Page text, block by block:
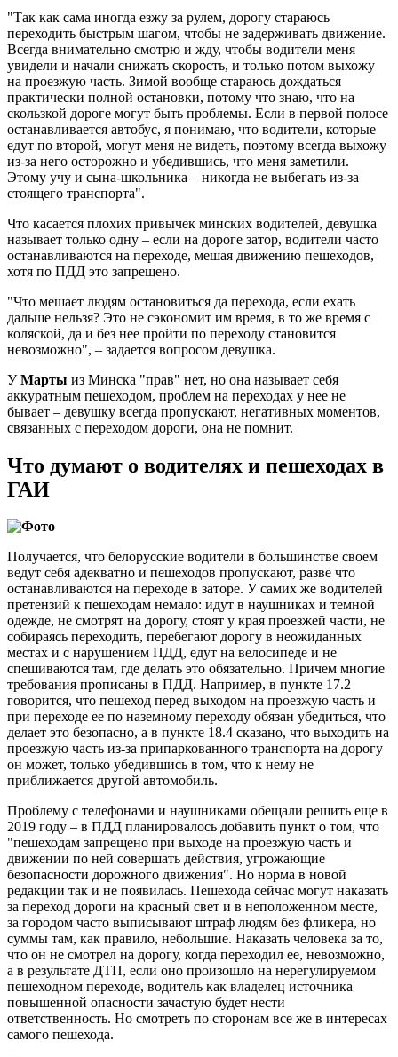
"Так как сама иногда езжу за рулем, дорогу стараюсь
переходить быстрым шагом, чтобы не задерживать движение.
Всегда внимательно смотрю и жду, чтобы водители меня
увидели и начали снижать скорость, и только потом выхожу
на проезжую часть. Зимой вообще стараюсь дождаться
практически полной остановки, потому что знаю, что на
скользкой дороге могут быть проблемы. Если в первой полосе
останавливается автобус, я понимаю, что водители, которые
едут по второй, могут меня не видеть, поэтому всегда выхожу
из-за него осторожно и убедившись, что меня заметили.
Этому учу и сына-школьника – никогда не выбегать из-за
стоящего транспорта".
Что касается плохих привычек минских водителей, девушка
называет только одну – если на дороге затор, водители часто
останавливаются на переходе, мешая движению пешеходов,
хотя по ПДД это запрещено.
"Что мешает людям остановиться да перехода, если ехать
дальше нельзя? Это не сэкономит им время, в то же время с
коляской, да и без нее пройти по переходу становится
невозможно", – задается вопросом девушка.
УМарты из Минска "прав" нет, но она называет себя
аккуратным пешеходом, проблем на переходах у нее не
бывает – девушку всегда пропускают, негативных моментов,
связанных с переходом дороги, она не помнит.
Что думают о водителях и пешеходах в
ГАИ
Получается, что белорусские водители в большинстве своем
ведут себя адекватно и пешеходов пропускают, разве что
останавливаются на переходе в заторе. У самих же водителей
претензий к пешеходам немало: идут в наушниках и темной
одежде, не смотрят на дорогу, стоят у края проезжей части, не
собираясь переходить, перебегают дорогу в неожиданных
местах и с нарушением ПДД, едут на велосипеде и не
спешиваются там, где делать это обязательно. Причем многие
требования прописаны в ПДД. Например, в пункте 17.2
говорится, что пешеход перед выходом на проезжую часть и
при переходе ее по наземному переходу обязан убедиться, что
делает это безопасно, а в пункте 18.4 сказано, что выходить на
проезжую часть из-за припаркованного транспорта на дорогу
он может, только убедившись в том, что к нему не
приближается другой автомобиль.
Проблему с телефонами и наушниками обещали решить еще в
2019 году – в ПДД планировалось добавить пункт о том, что
"пешеходам запрещено при выходе на проезжую часть и
движении по ней совершать действия, угрожающие
безопасности дорожного движения". Но норма в новой
редакции так и не появилась. Пешехода сейчас могут наказать
за переход дороги на красный свет и в неположенном месте,
за городом часто выписывают штраф людям без фликера, но
суммы там, как правило, небольшие. Наказать человека за то,
что он не смотрел на дорогу, когда переходил ее, невозможно,
а в результате ДТП, если оно произошло на нерегулируемом
пешеходном переходе, водитель как владелец источника
повышенной опасности зачастую будет нести
ответственность. Но смотреть по сторонам все же в интересах
самого пешехода.